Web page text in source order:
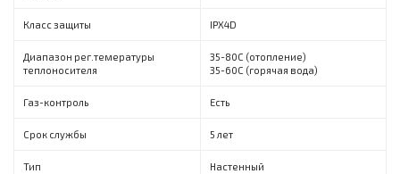
Класс защиты IPX4D
Диапазон рег.темературы
теплоносителя
35-80С (отопление)
35-60С (горячая вода)
Газ-контроль Есть
Срок службы 5 лет
Тип Настенный